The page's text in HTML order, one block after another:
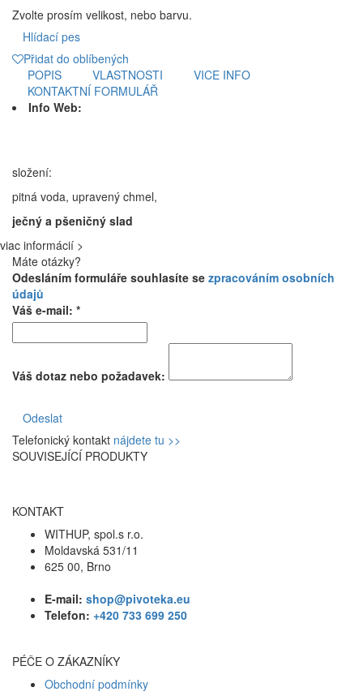
Zvolte prosím velikost, nebo barvu.
Hlídací pes
Přidat do oblíbených
POPIS
VLASTNOSTI
VICE INFO
KONTAKTNÍ FORMULÁŘ
Info Web:
složení:
pitná voda, upravený chmel,
ječný a pšeničný slad
viac informácií >
Máte otázky?
Odesláním formuláře souhlasíte se zpracováním osobních
údajů
Váš e-mail: *
Váš dotaz nebo požadavek:
Odeslat
Telefonický kontakt nájdete tu >>
SOUVISEJÍCÍ PRODUKTY
KONTAKT
WITHUP, spol.s r.o.
Moldavská 531/11
625 00, Brno
E-mail: shop@pivoteka.eu
Telefon: +420 733 699 250
PÉČE O ZÁKAZNÍKY
Obchodní podmínky